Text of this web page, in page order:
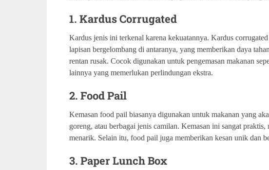
1. Kardus Corrugated
Kardus jenis ini terkenal karena kekuatannya. Kardus
lapisan bergelombang di antaranya, yang memberikan daya
rentan rusak. Cocok digunakan untuk pengemasan makanan
lainnya yang memerlukan perlindungan ekstra.
2. Food Pail
Kemasan food pail biasanya digunakan untuk makanan yang
goreng, atau berbagai jenis camilan. Kemasan ini sangat
menarik. Selain itu, food pail juga memberikan kesan unik dan
3. Paper Lunch Box